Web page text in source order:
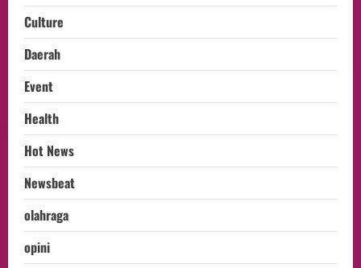
Culture
Daerah
Event
Health
Hot News
Newsbeat
olahraga
opini